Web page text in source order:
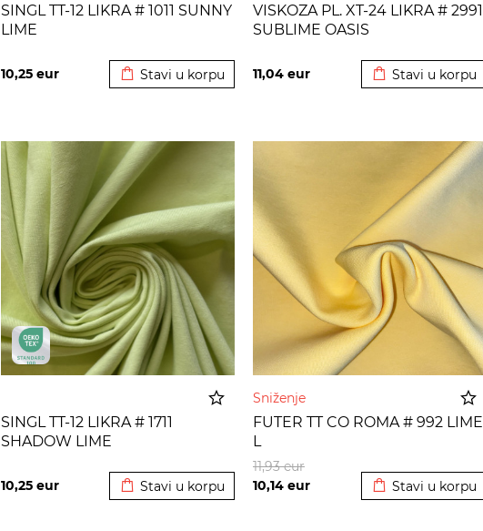
SINGL TT-12 LIKRA # 1011 SUNNY
LIME
10,25 eur Stavi u korpu
VISKOZA PL. XT-24 LIKRA # 2991
SUBLIME OASIS
11,04 eur Stavi u korpu
SINGL TT-12 LIKRA # 1711
SHADOW LIME
10,25 eur Stavi u korpu
Sniženje
FUTER TT CO ROMA # 992 LIME
L
10,14 eur
11,93eur
Stavi u korpu